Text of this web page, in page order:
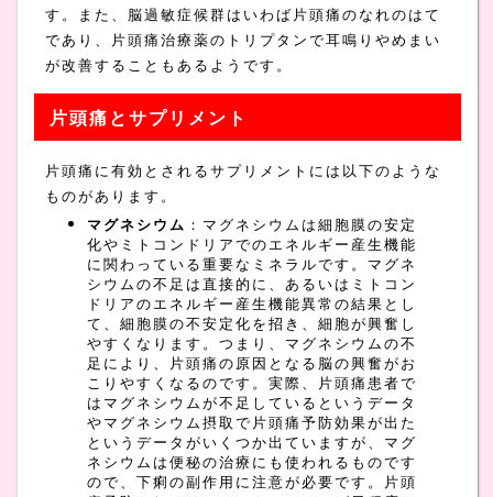
す。また、脳過敏症候群はいわば片頭痛のなれのはて
であり、片頭痛治療薬のトリプタンで耳鳴りやめまい
が改善することもあるようです。
片頭痛とサプリメント
片頭痛に有効とされるサプリメントには以下のような
ものがあります。
マグネシウム ：マグネシウムは細胞膜の安定
化やミトコンドリアでのエネルギー産生機能
に関わっている重要なミネラルです。マグネ
シウムの不足は直接的に、あるいはミトコン
ドリアのエネルギー産生機能異常の結果とし
て、細胞膜の不安定化を招き、細胞が興奮し
やすくなります。つまり、マグネシウムの不
足により、片頭痛の原因となる脳の興奮がお
こりやすくなるのです。実際、片頭痛患者で
はマグネシウムが不足しているというデータ
やマグネシウム摂取で片頭痛予防効果が出た
というデータがいくつか出ていますが、マグ
ネシウムは便秘の治療にも使われるものです
ので、下痢の副作用に注意が必要です。片頭